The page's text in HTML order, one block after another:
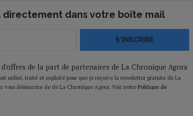
directement dans votre boîte mail
S'INSCRIRE
de la part de partenaires de La Chronique Agora
utilisé, traité et exploité pour que je reçoive la newsletter gratuite de La
vous désinscrire de de La Chronique Agora. Voir notre Politique de